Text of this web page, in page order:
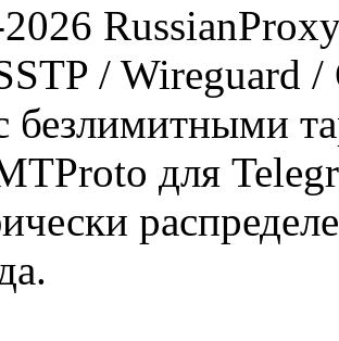
/ Wireguard
безлимитными
для